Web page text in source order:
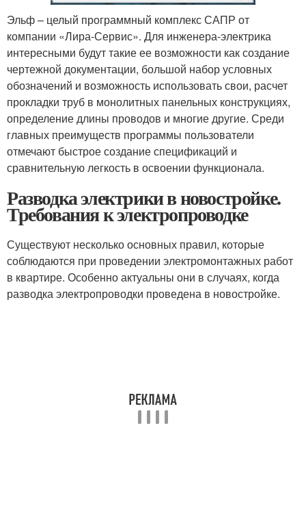
Эльф – целый программный комплекс САПР от
компании «Лира-Сервис». Для инженера-электрика
интересными будут такие ее возможности как создание
чертежной документации, большой набор условных
обозначений и возможность использовать свои, расчет
прокладки труб в монолитных панельных конструкциях,
определение длины проводов и многие другие. Среди
главных преимуществ программы пользователи
отмечают быстрое создание спецификаций и
сравнительную легкость в освоении функционала.
Разводка электрики в новостройке.
Требования к электропроводке
Существуют несколько основных правил, которые
соблюдаются при проведении электромонтажных работ
в квартире. Особенно актуальны они в случаях, когда
разводка электропроводки проведена в новостройке.